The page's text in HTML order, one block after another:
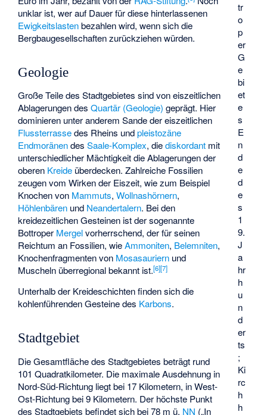
tr
o
p
er
G
e
bi
et
e
s
E
n
d
e
d
e
s
1
9.
J
a
hr
h
u
n
d
er
ts
;
Ki
rc
h
h
unklar ist, wer auf Dauer für diese hinterlassenen
Ewigkeitslastenbezahlen wird, wenn sich die
Bergbaugesellschaften zurückziehen würden.
Geologie
Große Teile des Stadtgebietes sind von eiszeitlichen
Ablagerungen desQuartär (Geologie) geprägt. Hier
dominieren unter anderem Sande der eiszeitlichen
Flussterrassedes Rheins undpleistozäne
EndmoränendesSaale-Komplex, diediskordant mit
unterschiedlicher Mächtigkeit die Ablagerungen der
oberen Kreide überdecken. Zahlreiche Fossilien
zeugen vom Wirken der Eiszeit, wie zum Beispiel
Knochen von Mammuts,Wollnashörnern,
Höhlenbären und Neandertalern. Bei den
kreidezeitlichen Gesteinen ist der sogenannte
Bottroper Mergelvorherrschend, der für seinen
Reichtum an Fossilien, wieAmmoniten, Belemniten,
Knochenfragmenten von Mosasauriern und
Muscheln überregional bekannt ist.[6][7]
Unterhalb der Kreideschichten finden sich die
kohlenführenden Gesteine des Karbons.
Stadtgebiet
Die Gesamtfläche des Stadtgebietes beträgt rund
101 Quadratkilometer. Die maximale Ausdehnung in
Nord-Süd-Richtung liegt bei 17 Kilometern, in West-
Ost-Richtung bei 9 Kilometern. Der höchste Punkt
des Stadtgebiets befindet sich bei78 m ü. NN („In